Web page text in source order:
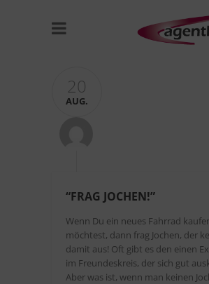
20
AUG.
“FRAG JOCHEN!”
Wenn Du ein neues Fahrrad
möchtest, dann frag Jochen, der
damit aus! Oft gibt es den einen
im Freundeskreis, der sich gut
Aber was ist, wenn man keinen